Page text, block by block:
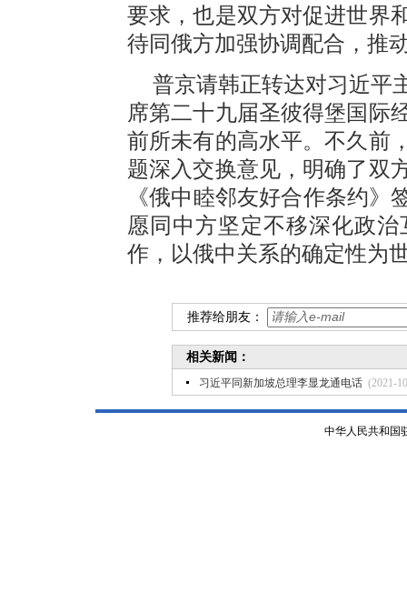
要求，也是双方对促进世界
待同俄方加强协调配合，推
普京请韩正转达对习近平
席第二十九届圣彼得堡国际
前所未有的高水平。不久前
题深入交换意见，明确了双
《俄中睦邻友好合作条约》
愿同中方坚定不移深化政
作，以俄中关系的确定性为
推荐给朋友：
相关新闻：
习近平同新加坡总理李显龙通电话 (2021-
中华人民共和国